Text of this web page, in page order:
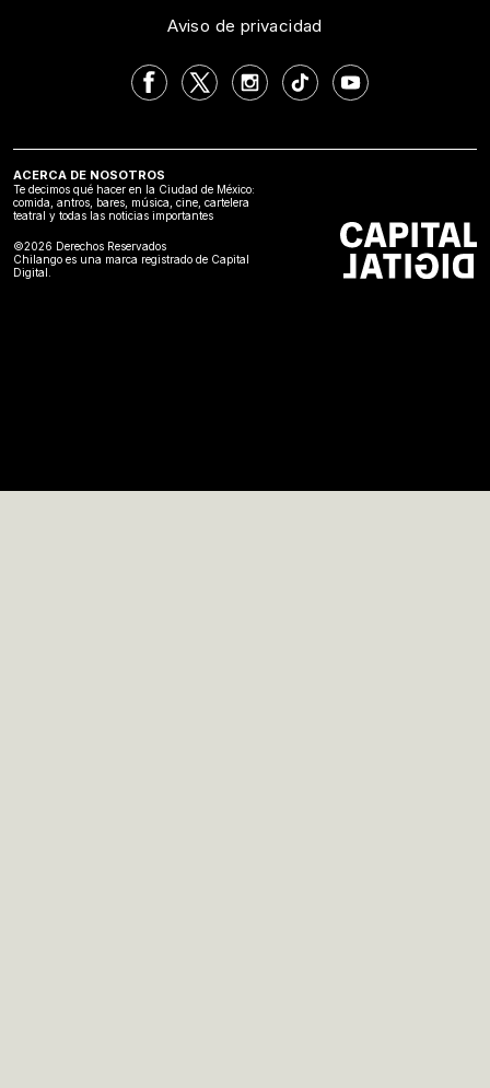
Aviso de privacidad
ACERCA DE NOSOTROS
Te decimos qué hacer en la Ciudad de México:
comida, antros, bares, música, cine, cartelera
teatral y todas las noticias importantes
©2026 Derechos Reservados
Chilango es una marca registrado de Capital
Digital.